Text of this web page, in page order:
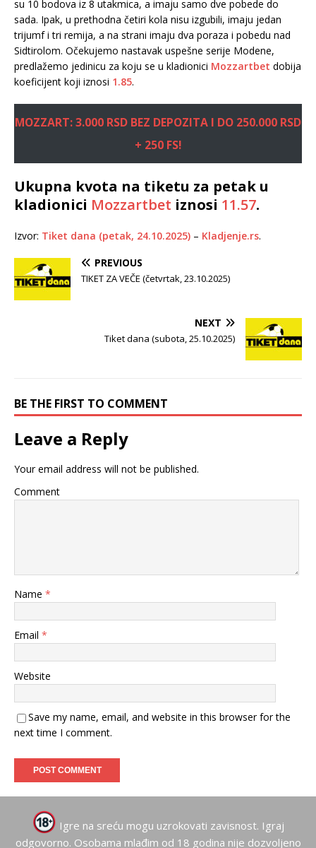
su 10 bodova iz 8 utakmica, a imaju samo dve pobede do
sada. Ipak, u prethodna četiri kola nisu izgubili, imaju jedan
trijumf i tri remija, a na strani imaju dva poraza i pobedu nad
Sidtirolom. Očekujemo nastavak uspešne serije Modene,
predlažemo jedinicu za koju se u kladionici Mozzartbet dobija
koeficijent koji iznosi 1.85.
MOZZART: 3.000 RSD BEZ DEPOZITA I DO 250.000 RSD
+ 250 FS!
Ukupna kvota na tiketu za petak u
kladionici Mozzartbet iznosi 11.57.
Izvor: Tiket dana (petak, 24.10.2025) – Kladjenje.rs.
PREVIOUS
TIKET ZA VEČE (četvrtak, 23.10.2025)
NEXT
Tiket dana (subota, 25.10.2025)
BE THE FIRST TO COMMENT
Leave a Reply
Your email address will not be published.
Comment
Name *
Email *
Website
Save my name, email, and website in this browser for the
next time I comment.
Igre na sreću mogu uzrokovati zavisnost. Igraj
odgovorno. Osobama mlađim od 18 godina nije dozvoljeno